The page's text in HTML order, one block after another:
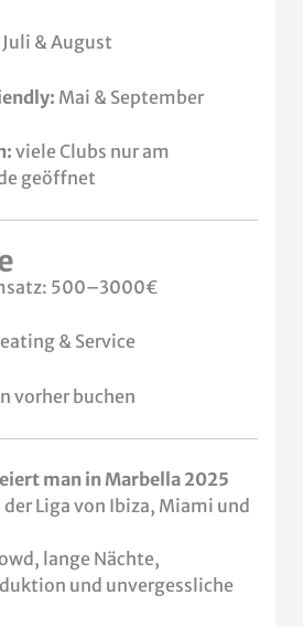
Juli & August
Mai & September
viele Clubs nur am
geöffnet
500–3000€
& Service
vorher buchen
man in Marbella 2025
Liga von Ibiza, Miami und
lange Nächte,
und unvergessliche